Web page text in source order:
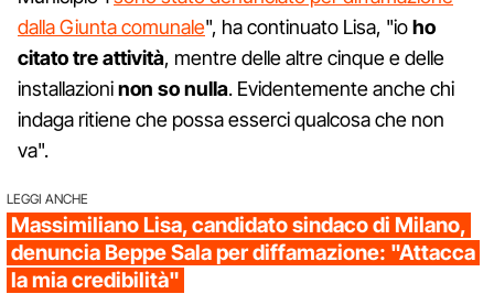
dalla Giunta comunale", ha continuato Lisa, "ioho
citato tre attività, mentre delle altre cinque e delle
installazioninon so nulla. Evidentemente anche chi
indaga ritiene che possa esserci qualcosa che non
va".
LEGGI ANCHE
Massimiliano Lisa, candidato sindaco di Milano,
denuncia Beppe Sala per diffamazione: "Attacca
la mia credibilità"